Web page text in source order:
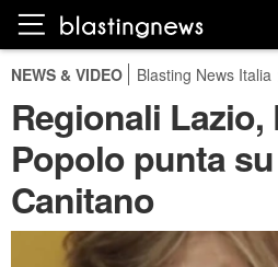
NEWS & VIDEO Blasting News Italia
Regionali Lazio,
Popolo punta
Canitano